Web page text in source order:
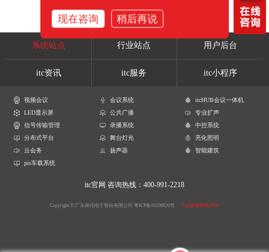
系统站点 行业站点 用户后台
itc资讯 itc服务 itc小程序
视频会议 会议系统
itcHUB会议一体机
LED显示屏
公共广播
专业扩声
信号传输管理
录播系统
中控系统
分布式平台
舞台灯光
亮化照明
云会务
扬声器
智能建筑
pis车载系统
itc官网 咨询热线：400-991-2218
Copyright © 广东保伦电子股份有限公司 粤ICP备16106620号 产品参数解释声明
现在咨询 稍后再说